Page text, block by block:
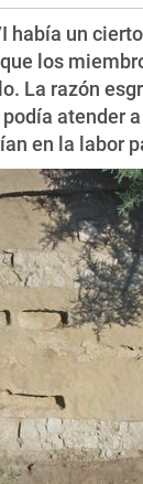
había un
los
La razón
atender
en la labor